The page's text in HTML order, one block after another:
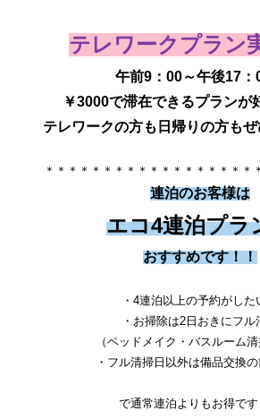
テレワークプラン
午前9：00～午後17：
￥3000で滞在できるプランが
テレワークの方も日帰りの方も
＊＊＊＊＊＊＊＊＊＊＊＊＊＊＊ ＊＊＊
連泊のお客様は
エコ4連泊プラ
おすすめです！！
・4連泊以上の予約がした
・お掃除は2日おきにフル
（ベッドメイク・バスルーム清
・フル清掃日以外は備品交換
で通常連泊よりもお得です